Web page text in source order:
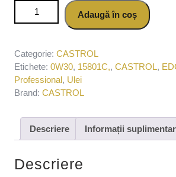
Cantitate Ulei motor CASTROL Edge
15801C, volum 1 litru, sintetic
Adaugă în coș
Categorie: CASTROL
Etichete: 0W30, 15801C,, CASTROL,
Professional, Ulei
Brand: CASTROL
Descriere Informații
Descriere